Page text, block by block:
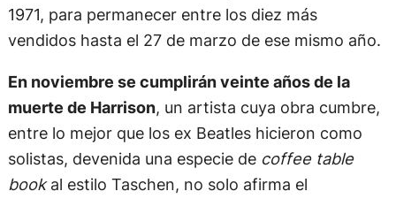
1971, para permanecer entre los diez más
vendidos hasta el 27 de marzo de ese mismo año.
En noviembre se cumplirán veinte años de la
muerte de Harrison, un artista cuya obra cumbre,
entre lo mejor que los ex Beatles hicieron como
solistas, devenida una especie de coffee table
bookal estilo Taschen, no solo afirma el